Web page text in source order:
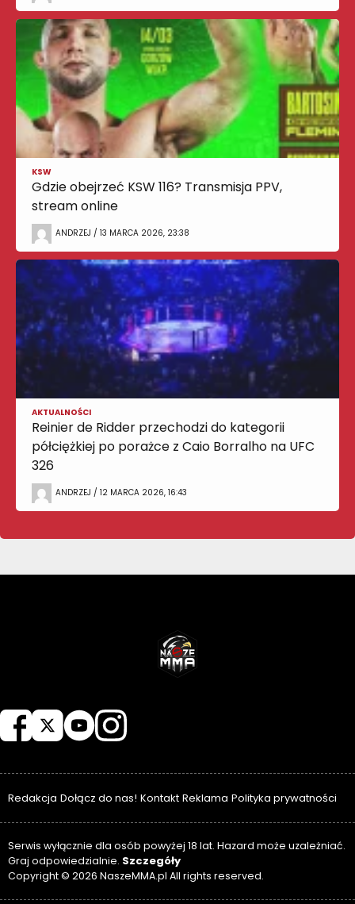
KSW
Gdzie obejrzeć KSW 116? Transmisja PPV,
stream online
ANDRZEJ / 13 MARCA 2026, 23:38
AKTUALNOŚCI
Reinier de Ridder przechodzi do kategorii
półciężkiej po porażce z Caio Borralho na UFC
326
ANDRZEJ / 12 MARCA 2026, 16:43
Redakcja Dołącz do nas! Kontakt Reklama Polityka prywatności
Serwis wyłącznie dla osób powyżej 18 lat. Hazard może uzależniać.
Graj odpowiedzialnie. Szczegóły
Copyright © 2026 NaszeMMA.pl All rights reserved.